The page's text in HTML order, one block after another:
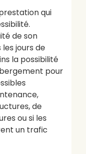
qui
de son
jours de
la possibilité
pour
de
ou si les
un trafic